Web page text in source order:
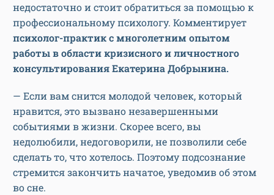
недостаточно и стоит обратиться за помощью к
профессиональному психологу. Комментирует
психолог-практик с многолетним опытом
работы в области кризисного и личностного
консультирования Екатерина Добрынина.
— Если вам снится молодой человек, который
нравится, это вызвано незавершенными
событиями в жизни. Скорее всего, вы
недолюбили, недоговорили, не позволили себе
сделать то, что хотелось. Поэтому подсознание
стремится закончить начатое, уведомив об этом
во сне.